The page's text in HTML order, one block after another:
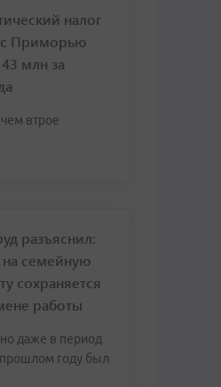
налог
Приморью
млн за
втрое
разъяснил:
на семейную
сохраняется
работы
даже в период
году был